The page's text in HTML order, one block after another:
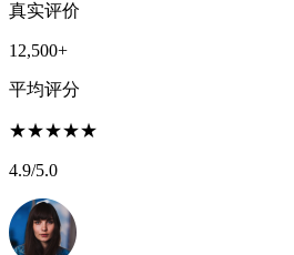
真实评价
12,500+
平均评分
★★★★★
4.9/5.0